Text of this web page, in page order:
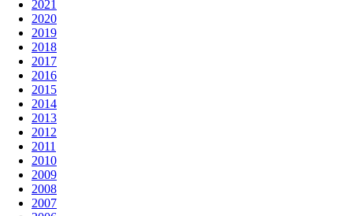
2021
2020
2019
2018
2017
2016
2015
2014
2013
2012
2011
2010
2009
2008
2007